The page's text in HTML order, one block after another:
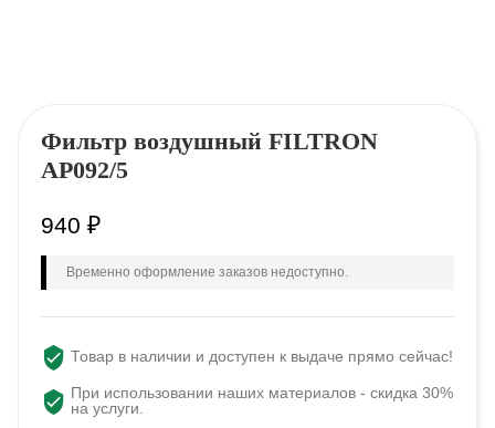
Фильтр воздушный FILTRON
AP092/5
940 ₽
Временно оформление заказов недоступно.
Товар в наличии и доступен к выдаче прямо сейчас!
При использовании наших материалов - скидка 30%
на услуги.